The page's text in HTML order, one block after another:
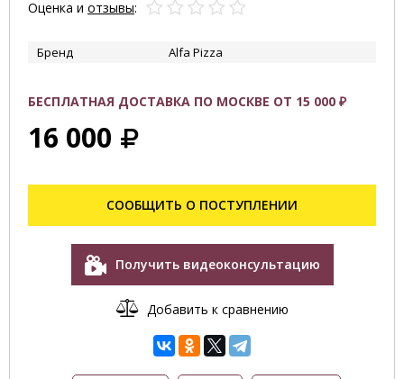
Оценка и отзывы:
Бренд Alfa Pizza
БЕСПЛАТНАЯ ДОСТАВКА ПО МОСКВЕ ОТ 15 000 ₽
16 000
СООБЩИТЬ О ПОСТУПЛЕНИИ
Получить видеоконсультацию
Добавить к сравнению